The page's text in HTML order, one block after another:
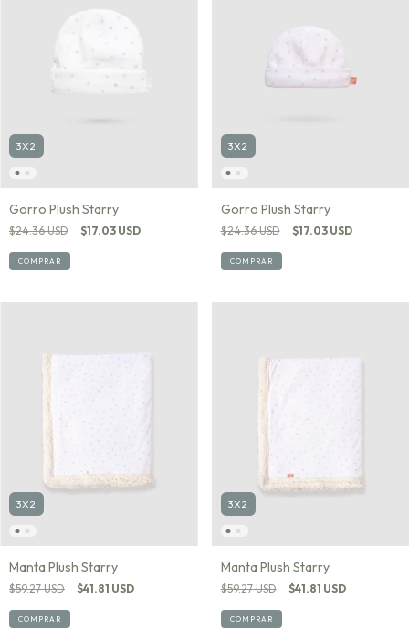
3X2
Gorro Plush Starry
$24.36 USD $17.03 USD
COMPRAR
3X2
Gorro Plush Starry
$24.36 USD $17.03 USD
COMPRAR
3X2
Manta Plush Starry
$59.27 USD $41.81 USD
COMPRAR
3X2
Manta Plush Starry
$59.27 USD $41.81 USD
COMPRAR